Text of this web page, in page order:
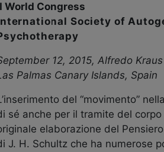
World Congress
Society of
12, 2015, Alfredo
Palmas Canary Islands, Spain
del “movimento”
sé anche per il tramite del
elaborazione del
J. H. Schultz che ha numerose